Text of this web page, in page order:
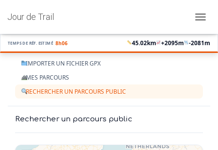
Jour de Trail
IMPORTER UN FICHIER GPX
MES PARCOURS
RECHERCHER UN PARCOURS PUBLIC
TEMPS DE RÉF. ESTIMÉ 8h06 45.02km +2095m -2081m
Rechercher un parcours public